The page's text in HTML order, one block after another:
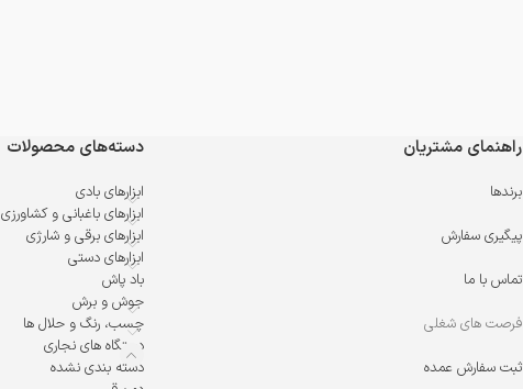
راهنمای مشتریان
برندها
پیگیری سفارش
تماس با ما
فرصت های شغلی
ثبت سفارش عمده
دسته‌های محصولات
ابزارهای بادی
ابزارهای باغبانی و کشاورزی
ابزارهای برقی و شارژی
ابزارهای دستی
باد پاش
جوش و برش
چسب، رنگ و حلال ها
دستگاه های نجاری
دسته بندی نشده